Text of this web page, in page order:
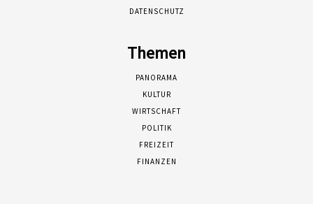
DATENSCHUTZ
Themen
PANORAMA
KULTUR
WIRTSCHAFT
POLITIK
FREIZEIT
FINANZEN